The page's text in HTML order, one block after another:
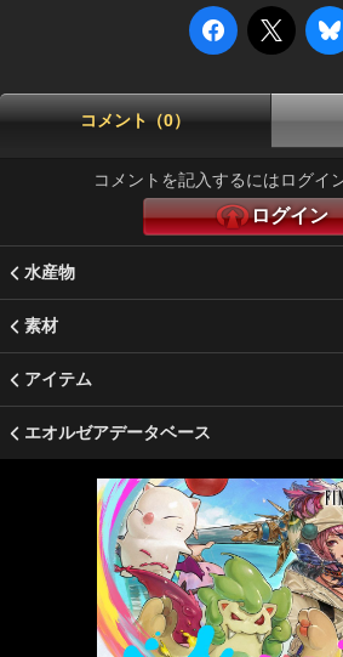
コメント（0）
コメントを記入するにはログイ
ログイン
水産物
素材
アイテム
エオルゼアデータベース